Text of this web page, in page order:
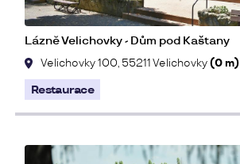
Lázně Velichovky - Dům pod Kaštany
Velichovky 100, 55211 Velichovky(0 m)
Restaurace